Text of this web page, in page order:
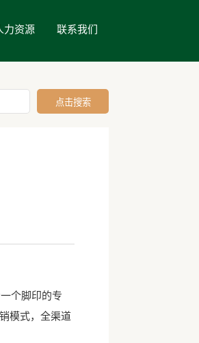
力资源 联系我们
个脚印的专
模式，全渠道